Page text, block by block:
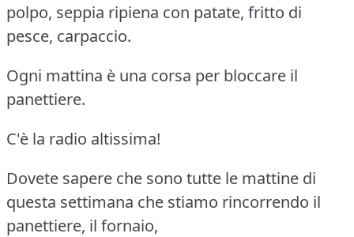
polpo, seppia ripiena con patate, fritto di
pesce, carpaccio.
Ogni mattina è una corsa per bloccare il
panettiere.
C'è la radio altissima!
Dovete sapere che sono tutte le mattine di
questa settimana che stiamo rincorrendo il
panettiere, il fornaio,